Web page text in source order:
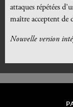
attaques répétées
maître acceptent de
Nouvelle version